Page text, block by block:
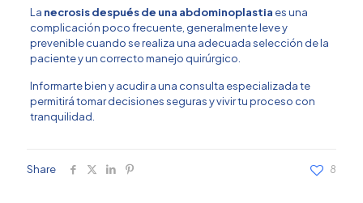
La necrosis después de una abdominoplastia es una
complicación poco frecuente, generalmente leve y
prevenible cuando se realiza una adecuada selección de la
paciente y un correcto manejo quirúrgico.
Informarte bien y acudir a una consulta especializada te
permitirá tomar decisiones seguras y vivir tu proceso con
tranquilidad.
Share 8